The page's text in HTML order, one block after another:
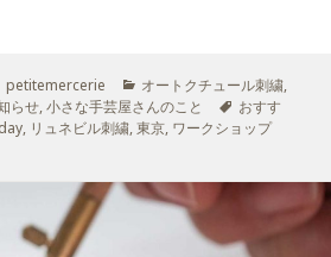
作
成
者
petitemercerie
カ
テ
ゴ
オートクチュール刺繍,
らせ,小さな手芸屋さんのこと
タ
グ
おすす
, リュネビル刺繍,東京, ワークショップ
ショップ「鉱石のブローチ」